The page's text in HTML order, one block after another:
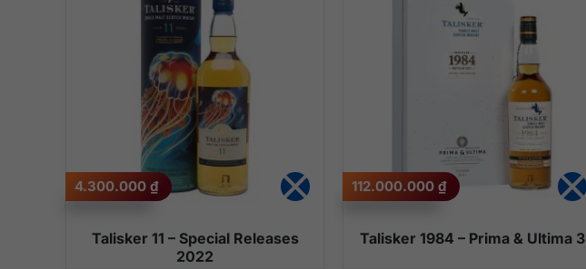
Talisker 11 – Special Releases
2022
4.300.000 ₫
Talisker 1984 – Prima & Ultima 3
112.000.000 ₫